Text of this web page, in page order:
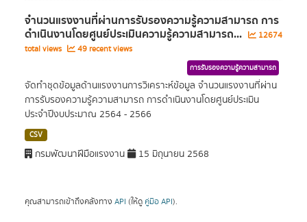
จำนวนแรงงานที่ผ่านการรับรองความรู้ความสามารถ การ
ดำเนินงานโดยศูนย์ประเมินความรู้ความสามารถ...
12674
total views
49 recent views
การรับรองความรู้ความสามารถ
จัดทำชุดข้อมูลด้านแรงงานการวิเคราะห์ข้อมูล จำนวนแรงงานที่ผ่าน
การรับรองความรู้ความสามารถ การดำเนินงานโดยศูนย์ประเมิน
ประจำปีงบประมาณ 2564 - 2566
CSV
กรมพัฒนาฝีมือแรงงาน 15 มิถุนายน 2568
คุณสามารถเข้าถึงคลังทาง API (ให้ดู คู่มือ API).